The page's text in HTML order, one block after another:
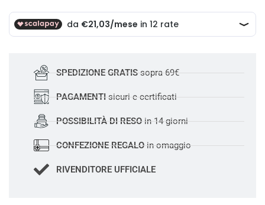
SPEDIZIONE GRATISsopra 69€
PAGAMENTI sicuri e certificati
POSSIBILITÀ DI RESO in 14 giorni
CONFEZIONE REGALOin omaggio
RIVENDITORE UFFICIALE